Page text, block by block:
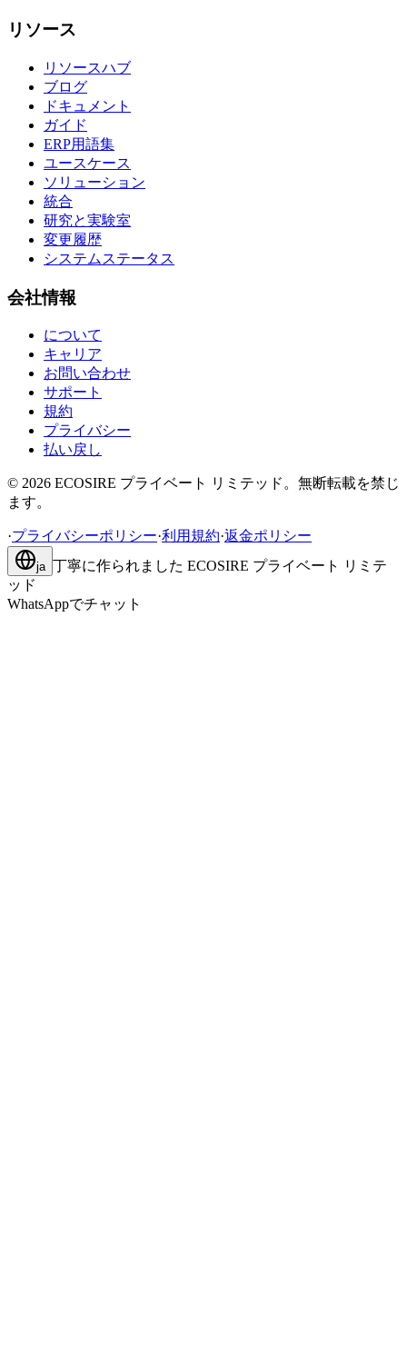
リソース
リソースハブ
ブログ
ドキュメント
ガイド
ERP用語集
ユースケース
ソリューション
統合
研究と実験室
変更履歴
システムステータス
会社情報
について
キャリア
お問い合わせ
サポート
規約
プライバシー
払い戻し
© 2026 ECOSIRE プライベート リミテッド。無断転載を禁じ
ます。
·プライバシーポリシー·利用規約·返金ポリシー
ja 丁寧に作られました ECOSIRE プライベート リミテ
ッド
WhatsAppでチャット